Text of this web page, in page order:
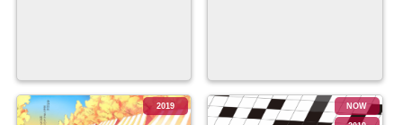
2019 NOW